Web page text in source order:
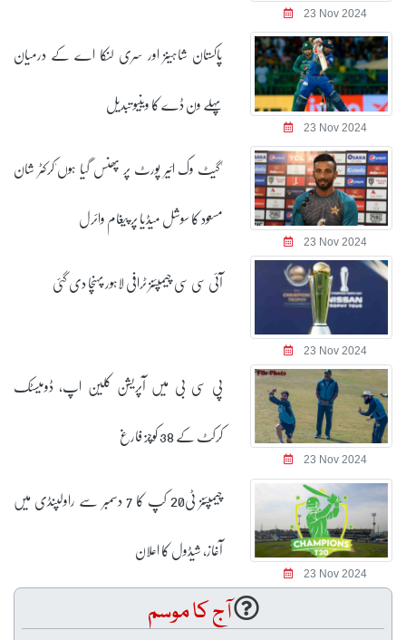
23 Nov 2024
23 Nov 2024
پاکستان شاہینز اور سری لنکا اے کے درمیان
پہلے ون ڈے کا وینیو تبدیل
23 Nov 2024
'گیٹ وک ائیر پورٹ پر پھنس گیا ہوں'کرکٹر شان
مسعود کا سوشل میڈیا پر پیغام وائرل
23 Nov 2024
آئی سی سی چیمپئنز ٹرافی لاہور پہنچا دی گئی
23 Nov 2024
پی سی بی میں آپریشن کلین اپ، ڈومیسٹک
کرکٹ کے 38 کوچز فارغ
23 Nov 2024
چیمپئنز ٹی20 کپ کا 7 دسمبر سے راولپنڈی میں
آغاز، شیڈول کا اعلان
آج کا موسم